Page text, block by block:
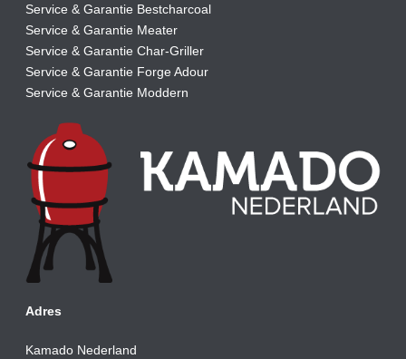
Service & Garantie Bestcharcoal
Service & Garantie Meater
Service & Garantie Char-Griller
Service & Garantie Forge Adour
Service & Garantie Moddern
Adres
Kamado Nederland